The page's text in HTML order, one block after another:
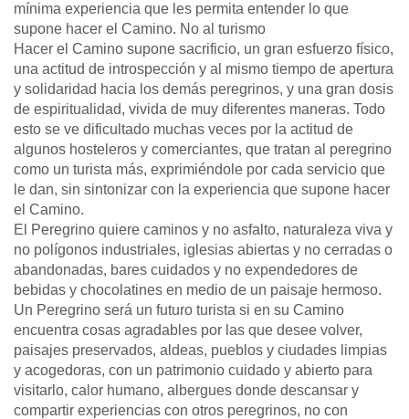
mínima experiencia que les permita entender lo que
supone hacer el Camino. No al turismo
Hacer el Camino supone sacrificio, un gran esfuerzo físico,
una actitud de introspección y al mismo tiempo de apertura
y solidaridad hacia los demás peregrinos, y una gran dosis
de espiritualidad, vivida de muy diferentes maneras. Todo
esto se ve dificultado muchas veces por la actitud de
algunos hosteleros y comerciantes, que tratan al peregrino
como un turista más, exprimiéndole por cada servicio que
le dan, sin sintonizar con la experiencia que supone hacer
el Camino.
El Peregrino quiere caminos y no asfalto, naturaleza viva y
no polígonos industriales, iglesias abiertas y no cerradas o
abandonadas, bares cuidados y no expendedores de
bebidas y chocolatines en medio de un paisaje hermoso.
Un Peregrino será un futuro turista si en su Camino
encuentra cosas agradables por las que desee volver,
paisajes preservados, aldeas, pueblos y ciudades limpias
y acogedoras, con un patrimonio cuidado y abierto para
visitarlo, calor humano, albergues donde descansar y
compartir experiencias con otros peregrinos, no con